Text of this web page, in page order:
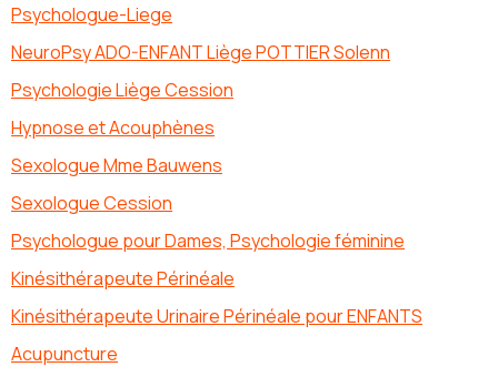
Psychologue-Liege
NeuroPsy ADO-ENFANT Liège POTTIER Solenn
Psychologie Liège Cession
Hypnose et Acouphènes
Sexologue Mme Bauwens
Sexologue Cession
Psychologue pour Dames, Psychologie féminine
Kinésithérapeute Périnéale
Kinésithérapeute Urinaire Périnéale pour ENFANTS
Acupuncture